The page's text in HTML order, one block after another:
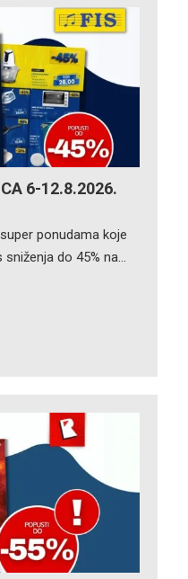
6-12.8.2026.
ponudama koje
do 45% na…